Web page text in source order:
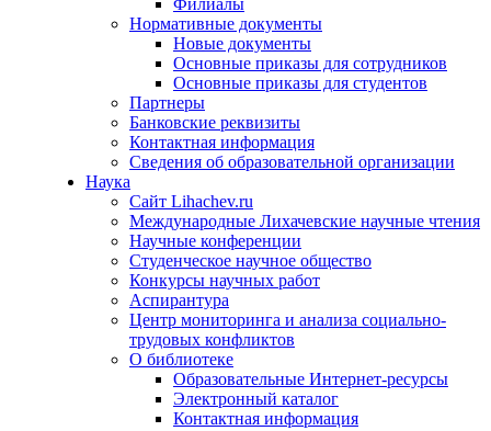
Филиалы
Нормативные документы
Новые документы
Основные приказы для сотрудников
Основные приказы для студентов
Партнеры
Банковские реквизиты
Контактная информация
Сведения об образовательной организации
Наука
Сайт Lihachev.ru
Международные Лихачевские научные чтения
Научные конференции
Студенческое научное общество
Конкурсы научных работ
Аспирантура
Центр мониторинга и анализа социально-
трудовых конфликтов
О библиотеке
Образовательные Интернет-ресурсы
Электронный каталог
Контактная информация